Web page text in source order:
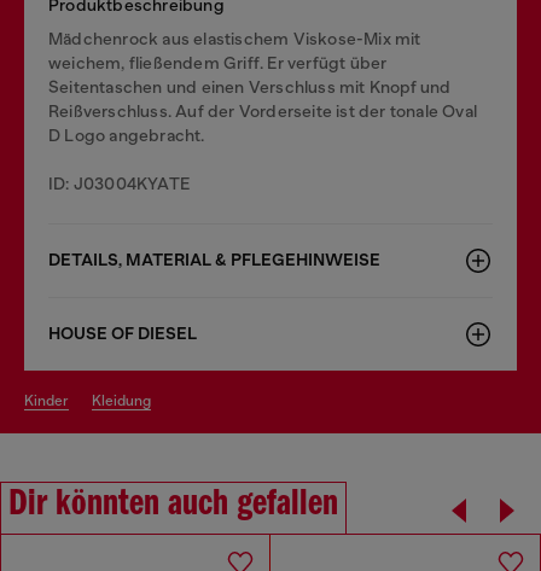
Produktbeschreibung
Mädchenrock aus elastischem Viskose-Mix mit
weichem, fließendem Griff. Er verfügt über
Seitentaschen und einen Verschluss mit Knopf und
Reißverschluss. Auf der Vorderseite ist der tonale Oval
D Logo angebracht.
ID: J03004KYATE
DETAILS, MATERIAL & PFLEGEHINWEISE
HOUSE OF DIESEL
kinder kleidung
Dir könnten auch gefallen